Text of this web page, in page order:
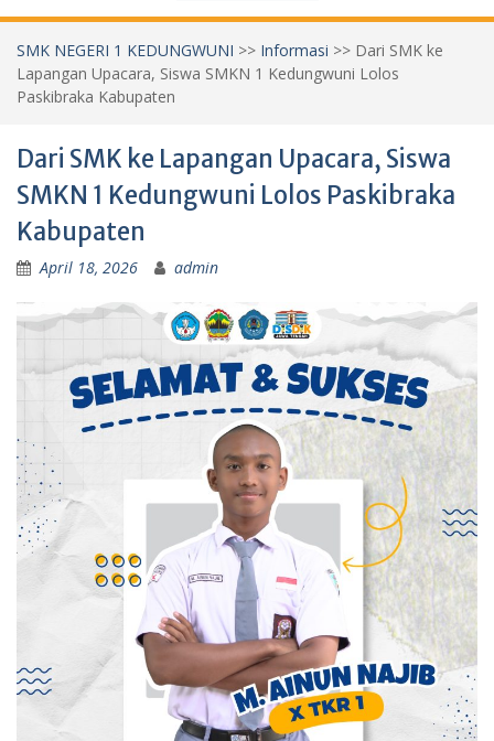
SMK NEGERI 1 KEDUNGWUNI >> Informasi >> Dari SMK ke
Lapangan Upacara, Siswa SMKN 1 Kedungwuni Lolos
Paskibraka Kabupaten
Dari SMK ke Lapangan Upacara, Siswa
SMKN 1 Kedungwuni Lolos Paskibraka
Kabupaten
April 18, 2026 admin